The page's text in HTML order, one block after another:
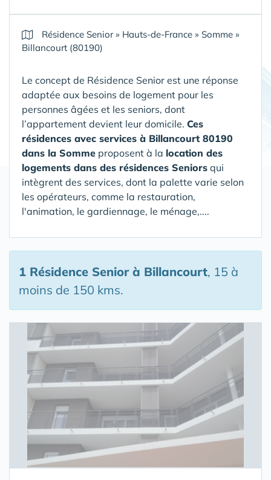
Résidence Senior» Hauts-de-France » Somme »
Billancourt (80190)
Le concept de Résidence Senior est une réponse
adaptée aux besoins de logement pour les
personnes âgées et les seniors, dont
l’appartement devient leur domicile. Ces
résidences avec services à Billancourt 80190
dans la Somme proposent à la location des
logements dans des résidences Seniors qui
intègrent des services, dont la palette varie selon
les opérateurs, comme la restauration,
l'animation, le gardiennage, le ménage,....
1 Résidence Seniorà Billancourt, 15 à
moins de 150 kms.